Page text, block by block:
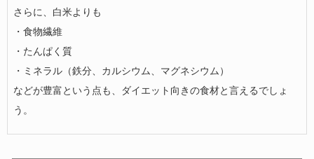
さらに、白米よりも
・食物繊維
・たんぱく質
・ミネラル（鉄分、カルシウム、マグネシウム）
などが豊富という点も、ダイエット向きの食材と言えるでしょ
う。